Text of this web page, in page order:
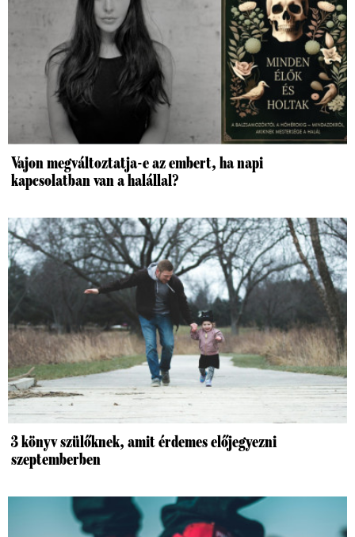
Vajon megváltoztatja-e az embert, ha napi
kapcsolatban van a halállal?
3 könyv szülőknek, amit érdemes előjegyezni
szeptemberben